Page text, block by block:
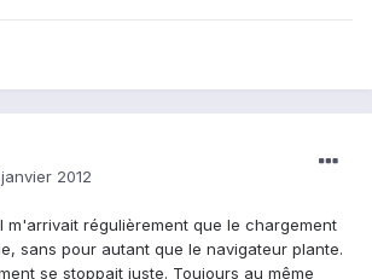
2012
m'arrivait régulièrement que le chargement
sans pour autant que le navigateur plante.
se stoppait juste. Toujours au même